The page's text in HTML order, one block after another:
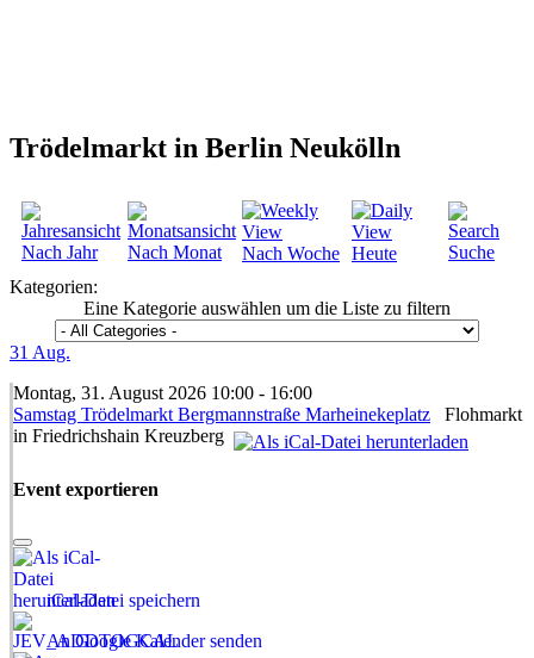
Trödelmarkt in Berlin Neukölln
Nach Jahr Nach Monat Nach Woche Heute
Suche
Kategorien:
Eine Kategorie auswählen um die Liste zu filtern
31 Aug.
Montag, 31. August 2026 10:00 - 16:00
Samstag Trödelmarkt Bergmannstraße Marheinekeplatz Flohmarkt
in Friedrichshain Kreuzberg
Event exportieren
iCal-Datei speichern
An Google Kalender senden